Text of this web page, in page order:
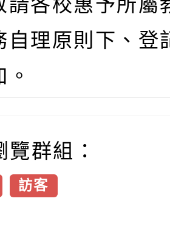
請各校惠予所屬
自理原則下、登
。
覽群組：
訪客